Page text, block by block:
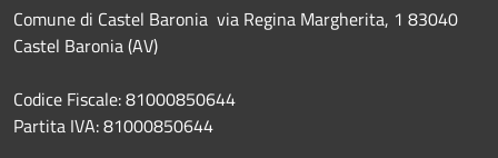
Comune di Castel Baronia via Regina Margherita, 1 83040
Castel Baronia (AV)
Codice Fiscale: 81000850644
Partita IVA: 81000850644